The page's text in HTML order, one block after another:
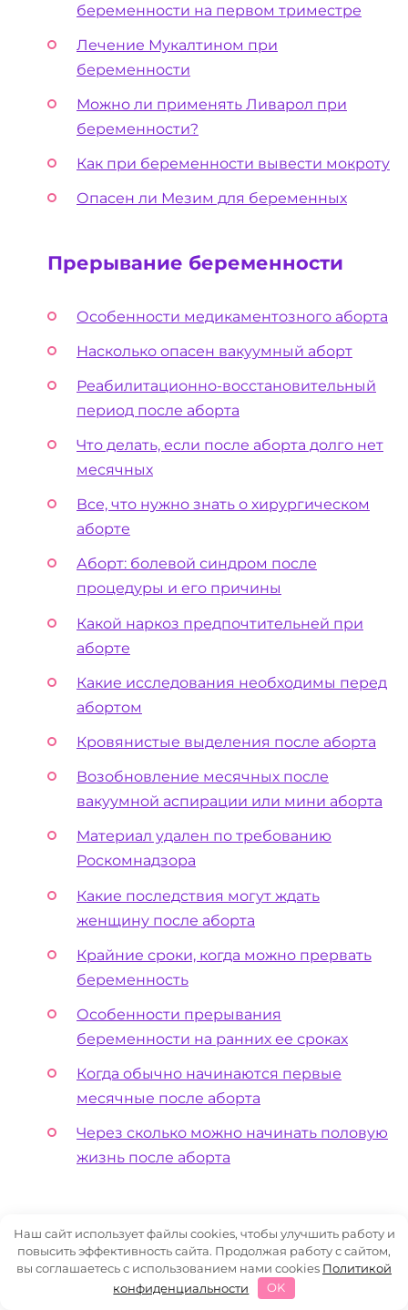
беременности на первом триместре
Лечение Мукалтином при
беременности
Можно ли применять Ливарол при
беременности?
Как при беременности вывести мокроту
Опасен ли Мезим для беременных
Прерывание беременности
Особенности медикаментозного аборта
Насколько опасен вакуумный аборт
Реабилитационно-восстановительный
период после аборта
Что делать, если после аборта долго нет
месячных
Все, что нужно знать о хирургическом
аборте
Аборт: болевой синдром после
процедуры и его причины
Какой наркоз предпочтительней при
аборте
Какие исследования необходимы перед
абортом
Кровянистые выделения после аборта
Возобновление месячных после
вакуумной аспирации или мини аборта
Материал удален по требованию
Роскомнадзора
Какие последствия могут ждать
женщину после аборта
Крайние сроки, когда можно прервать
беременность
Особенности прерывания
беременности на ранних ее сроках
Когда обычно начинаются первые
месячные после аборта
Через сколько можно начинать половую
жизнь после аборта
Чем опасен цитомегаловирус для
ребенка при беременности
Наш сайт использует файлы cookies, чтобы улучшить работу и
повысить эффективность сайта. Продолжая работу с сайтом,
вы соглашаетесь с использованием нами cookies Политикой
конфиденциальности
OK